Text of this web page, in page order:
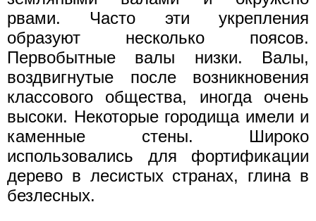
рвами. Часто эти укрепления
образуют несколько поясов.
Первобытные валы низки. Валы,
воздвигнутые после возникновения
классового общества, иногда очень
высоки. Некоторые городища имели и
каменные стены. Широко
использовались для фортификации
дерево в лесистых странах, глина в
безлесных.